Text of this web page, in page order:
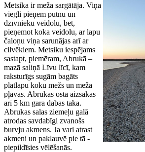
Metsika ir meža sargātāja. Viņa
viegli pieņem putnu un
dzīvnieku veidolu, bet,
pieņemot koka veidolu, ar lapu
čaloņu viņa sarunājas arī ar
cilvēkiem. Metsiku iespējams
sastapt, piemēram, Abrukā –
mazā saliņā Līvu līcī, kam
raksturīgs sugām bagāts
platlapu koku mežs un meža
pļavas. Abrukas ostā aizsākas
arī 5 km gara dabas taka.
Abrukas salas ziemeļu galā
atrodas savdabīgi zvanošs
burvju akmens. Ja vari atrast
akmeni un paklauvē pie tā -
piepildīsies vēlēšanās.